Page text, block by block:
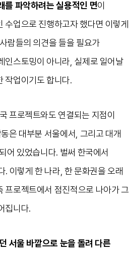
를 파악하려는 실용적인 면이
수업으로 진행하고자 했다면 이렇게
람들의 의견을 들을 필요가
인스토밍이 아니라, 실제로 일어날
작업이기도 합니다.
프로젝트와도 연결되는 지점이
은 대부분 서울에서, 그리고 대개
어 있었습니다. 벌써 한국에서
이렇게 한 나라, 한 문화권을 오래
프로젝트에서 점진적으로 나아가 그
집니다.
서울 바깥으로 눈을 돌려 다른